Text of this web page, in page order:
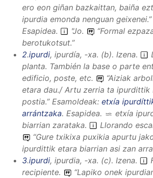
ero eon giñan bazkaittan, baiña
ipurdia emonda nenguan geixenei.”
Esapidea. "Jo. “Formal
berotukotsut.”
2.ipurdi, ipurdía, -xa. (b). Izena.
planta. También la base o parte
edificio, poste, etc.
“Aiziak
etara dau./ Artu zerria ta ipurdittik
postia.” Esamoldeak: etxía
arrántzaka. Esapidea.
etxía
biarrian zarataka.
Llorando
“Gure txikixa puxikia apurtu
ipurdittik etara biarrian asi zan
3.ipurdi, ipurdia, -xa. (c). Izena.
recipiente.
“Lapiko onek